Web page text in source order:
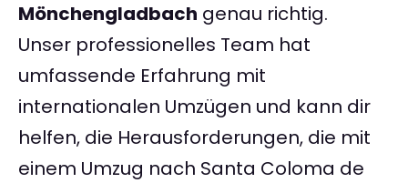
Mönchengladbach genau richtig.
Unser professionelles Team hat
umfassende Erfahrung mit
internationalen Umzügen und kann dir
helfen, die Herausforderungen, die mit
einem Umzug nach Santa Coloma de